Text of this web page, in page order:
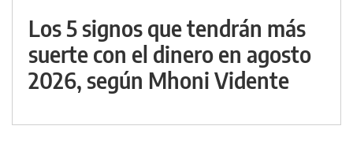
Los 5 signos que tendrán más
suerte con el dinero en agosto
2026, según Mhoni Vidente